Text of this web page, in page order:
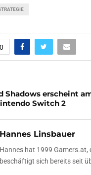
0
Shadows erscheint
Switch 2
Hannes Linsbauer
Hannes hat 1999 Gamers.at,
beschäftigt sich bereits seit